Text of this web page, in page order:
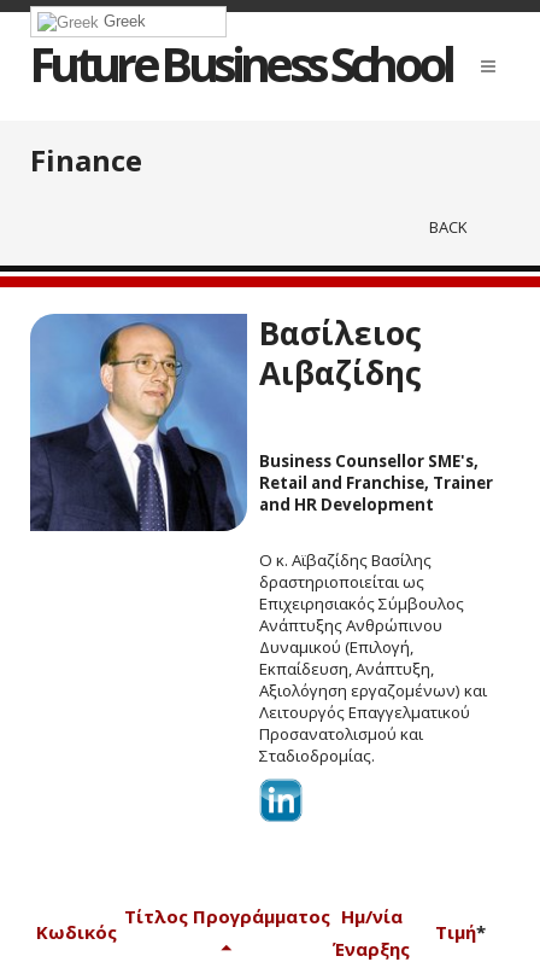
Greek
Future Business School
Finance
BACK
Βασίλειος
Αιβαζίδης
Business Counsellor SME's,
Retail and Franchise, Trainer
and HR Development
Ο κ. Αϊβαζίδης Βασίλης
δραστηριοποιείται ως
Επιχειρησιακός Σύμβουλος
Ανάπτυξης Ανθρώπινου
Δυναμικού (Επιλογή,
Εκπαίδευση, Ανάπτυξη,
Αξιολόγηση εργαζομένων) και
Λειτουργός Επαγγελματικού
Προσανατολισμού και
Σταδιοδρομίας.
Κωδικός
Τίτλος Προγράμματος Ημ/νία
Έναρξης
Τιμή*